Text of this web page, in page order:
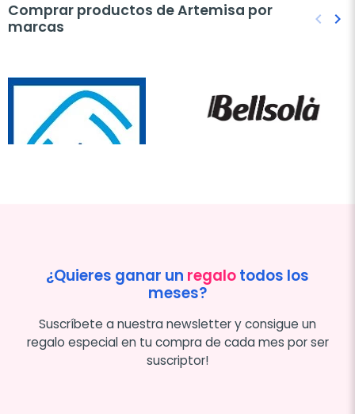
Comprar productos de Artemisa por
marcas
keyboard_arrow_left keyboard_arrow_right
¿Quieres ganar un regalotodos los
meses?
Suscríbete a nuestra newsletter y consigue un
regalo especial en tu compra de cada mes por ser
suscriptor!